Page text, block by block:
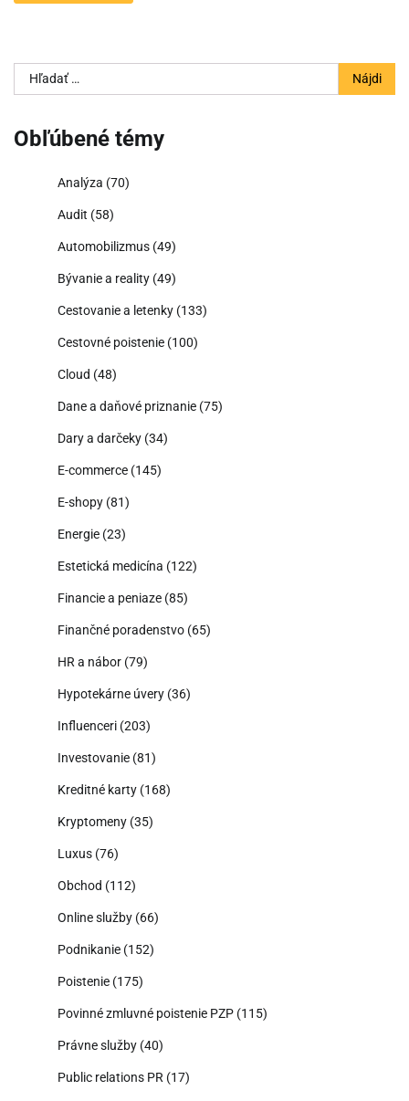
Hľadať:
Obľúbené témy
Analýza (70)
Audit (58)
Automobilizmus (49)
Bývanie a reality (49)
Cestovanie a letenky (133)
Cestovné poistenie (100)
Cloud (48)
Dane a daňové priznanie (75)
Dary a darčeky (34)
E-commerce (145)
E-shopy (81)
Energie (23)
Estetická medicína (122)
Financie a peniaze (85)
Finančné poradenstvo (65)
HR a nábor (79)
Hypotekárne úvery (36)
Influenceri (203)
Investovanie (81)
Kreditné karty (168)
Kryptomeny (35)
Luxus (76)
Obchod (112)
Online služby (66)
Podnikanie (152)
Poistenie (175)
Povinné zmluvné poistenie PZP (115)
Právne služby (40)
Public relations PR (17)